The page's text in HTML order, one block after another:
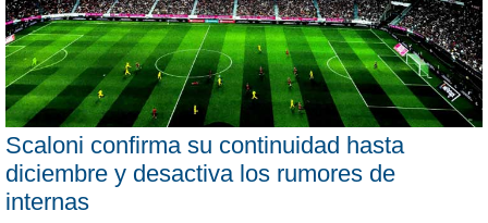
Scaloni confirma su continuidad hasta
diciembre y desactiva los rumores de
internas